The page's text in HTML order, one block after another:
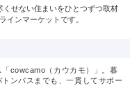
せない住まいをひとつずつ取材
インマーケットです。
cowcamo（カウカモ）」。暮
ンパスまでも、一貫してサポー